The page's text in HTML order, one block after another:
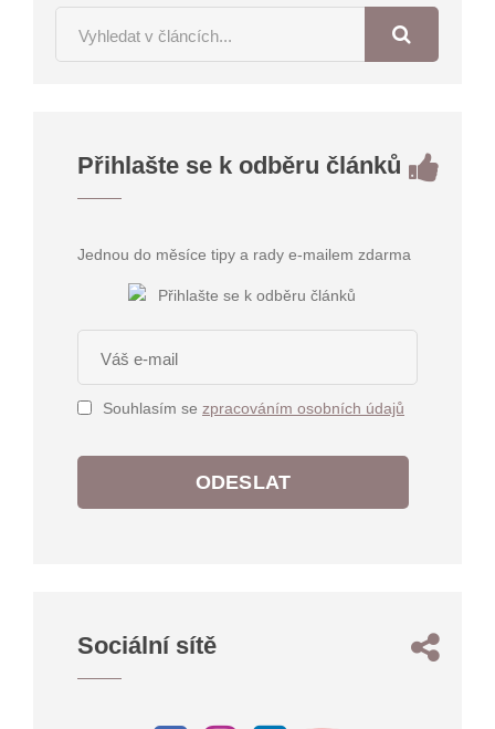
Přihlašte se k odběru článků
Jednou do měsíce tipy a rady e-mailem zdarma
Souhlasím se zpracováním osobních údajů
ODESLAT
Sociální sítě